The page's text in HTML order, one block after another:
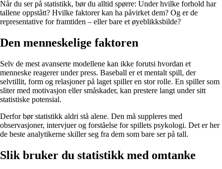
Når du ser på statistikk, bør du alltid spørre: Under hvilke forhold har
tallene oppstått? Hvilke faktorer kan ha påvirket dem? Og er de
representative for framtiden – eller bare et øyeblikksbilde?
Den menneskelige faktoren
Selv de mest avanserte modellene kan ikke forutsi hvordan et
menneske reagerer under press. Baseball er et mentalt spill, der
selvtillit, form og relasjoner på laget spiller en stor rolle. En spiller som
sliter med motivasjon eller småskader, kan prestere langt under sitt
statistiske potensial.
Derfor bør statistikk aldri stå alene. Den må suppleres med
observasjoner, intervjuer og forståelse for spillets psykologi. Det er her
de beste analytikerne skiller seg fra dem som bare ser på tall.
Slik bruker du statistikk med omtanke